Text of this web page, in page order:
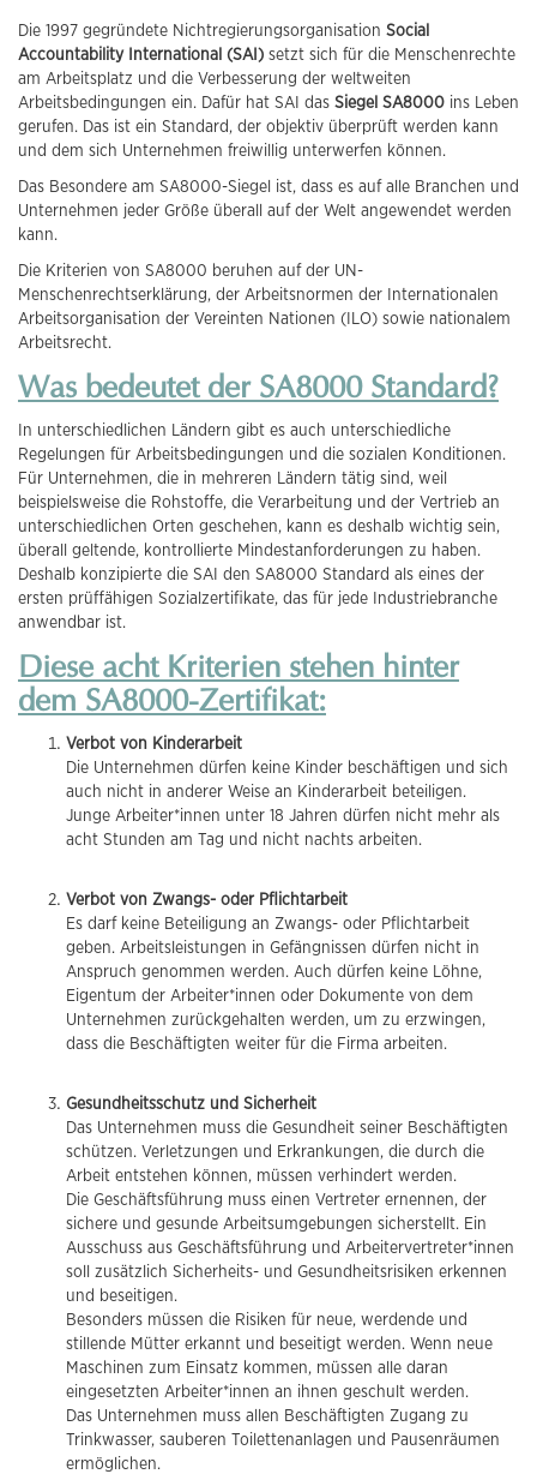
Die 1997 gegründete Nichtregierungsorganisation Social
Accountability International (SAI) setzt sich für die Menschenrechte
am Arbeitsplatz und die Verbesserung der weltweiten
Arbeitsbedingungen ein. Dafür hat SAI das Siegel SA8000 ins Leben
gerufen. Das ist ein Standard, der objektiv überprüft werden kann
und dem sich Unternehmen freiwillig unterwerfen können.
Das Besondere am SA8000-Siegel ist, dass es auf alle Branchen und
Unternehmen jeder Größe überall auf der Welt angewendet werden
kann.
Die Kriterien von SA8000 beruhen auf der UN-
Menschenrechtserklärung, der Arbeitsnormen der Internationalen
Arbeitsorganisation der Vereinten Nationen (ILO) sowie nationalem
Arbeitsrecht.
Was bedeutet der SA8000 Standard?
In unterschiedlichen Ländern gibt es auch unterschiedliche
Regelungen für Arbeitsbedingungen und die sozialen Konditionen.
Für Unternehmen, die in mehreren Ländern tätig sind, weil
beispielsweise die Rohstoffe, die Verarbeitung und der Vertrieb an
unterschiedlichen Orten geschehen, kann es deshalb wichtig sein,
überall geltende, kontrollierte Mindestanforderungen zu haben.
Deshalb konzipierte die SAI den SA8000 Standard als eines der
ersten prüffähigen Sozialzertifikate, das für jede Industriebranche
anwendbar ist.
Diese acht Kriterien stehen hinter
dem SA8000-Zertifikat:
Verbot von Kinderarbeit
Die Unternehmen dürfen keine Kinder beschäftigen und sich
auch nicht in anderer Weise an Kinderarbeit beteiligen.
Junge Arbeiter*innen unter 18 Jahren dürfen nicht mehr als
acht Stunden am Tag und nicht nachts arbeiten.
Verbot von Zwangs- oder Pflichtarbeit
Es darf keine Beteiligung an Zwangs- oder Pflichtarbeit
geben. Arbeitsleistungen in Gefängnissen dürfen nicht in
Anspruch genommen werden. Auch dürfen keine Löhne,
Eigentum der Arbeiter*innen oder Dokumente von dem
Unternehmen zurückgehalten werden, um zu erzwingen,
dass die Beschäftigten weiter für die Firma arbeiten.
Gesundheitsschutz und Sicherheit
Das Unternehmen muss die Gesundheit seiner Beschäftigten
schützen. Verletzungen und Erkrankungen, die durch die
Arbeit entstehen können, müssen verhindert werden.
Die Geschäftsführung muss einen Vertreter ernennen, der
sichere und gesunde Arbeitsumgebungen sicherstellt. Ein
Ausschuss aus Geschäftsführung und Arbeitervertreter*innen
soll zusätzlich Sicherheits- und Gesundheitsrisiken erkennen
und beseitigen.
Besonders müssen die Risiken für neue, werdende und
stillende Mütter erkannt und beseitigt werden. Wenn neue
Maschinen zum Einsatz kommen, müssen alle daran
eingesetzten Arbeiter*innen an ihnen geschult werden.
Das Unternehmen muss allen Beschäftigten Zugang zu
Trinkwasser, sauberen Toilettenanlagen und Pausenräumen
ermöglichen.